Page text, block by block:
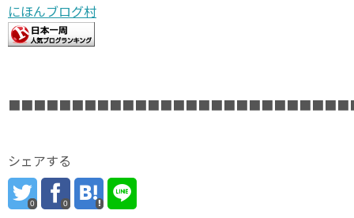
にほんブログ村
シェアする
0 0